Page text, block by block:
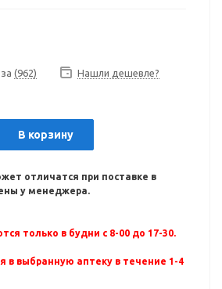
(962) Нашли дешевле?
В корзину
отличатся при поставке в
у менеджера.
только в будни с 8-00 до 17-30.
в выбранную аптеку в течение 1-4